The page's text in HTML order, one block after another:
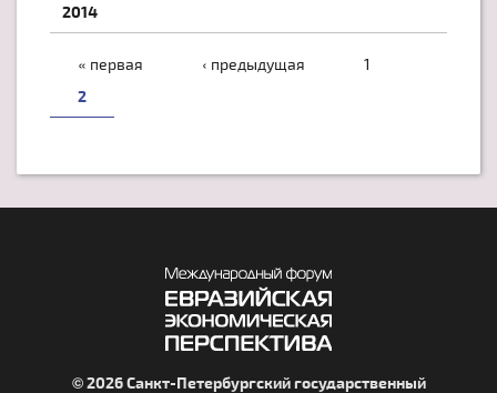
2014
СТРАНИЦЫ
« первая ‹ предыдущая
1
2
© 2026 Санкт-Петербургский государственный